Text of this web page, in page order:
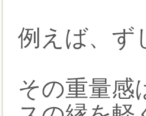
例えば、ず
その重量感